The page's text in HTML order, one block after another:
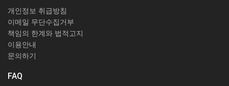
개인정보 취급방침
이메일 무단수집거부
책임의 한계와 법적고지
이용안내
문의하기
FAQ